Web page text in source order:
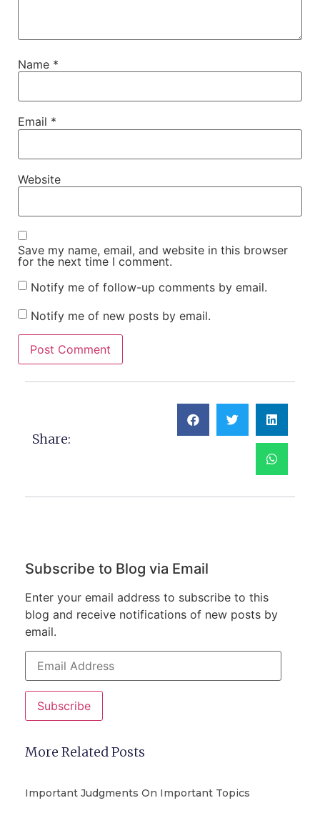
Name *
Email *
Website
Save my name, email, and website in this browser
for the next time I comment.
Notify me of follow-up comments by email.
Notify me of new posts by email.
Share:
Subscribe to Blog via Email
Enter your email address to subscribe to this
blog and receive notifications of new posts by
email.
Subscribe
More Related Posts
Important Judgments On Important Topics